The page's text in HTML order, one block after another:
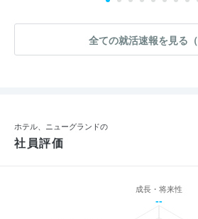
全ての就活速報を見る（
ホテル、ニューグランドの
社員評価
成長・将来性
--